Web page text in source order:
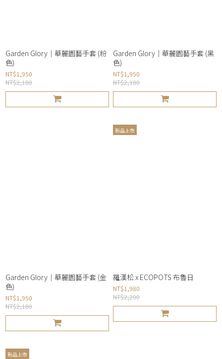
Garden Glory｜華麗園藝手套 (粉
色)
NT$1,950
NT$2,180
Garden Glory｜華麗園藝手套 (黑
色)
NT$1,950
NT$2,180
Garden Glory｜華麗園藝手套 (金
色)
NT$1,950
NT$2,180
新品上市
羅漢松 x ECOPOTS 布魯日
NT$1,980
NT$2,200
新品上市